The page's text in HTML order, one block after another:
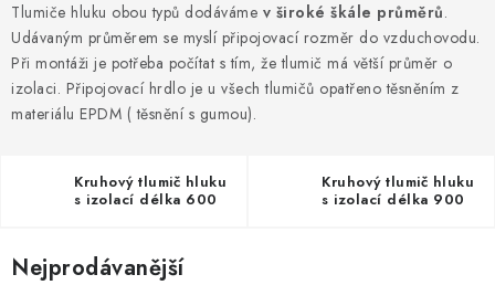
ZVLHČOVAČE VZDUCHU PRŮMYSLOVÉ
NAHŘÍVACÍ POLŠTÁŘEK S LÁVOVÝM PÍSKEM
Reference a zkušenosti
Rady a tipy
Tlumiče hluku obou typů dodáváme v široké škále průměrů.
Udávaným průměrem se myslí připojovací rozměr do vzduchovodu.
Při montáži je potřeba počítat s tím, že tlumič má větší průměr o
izolaci. Připojovací hrdlo je u všech tlumičů opatřeno těsněním z
materiálu EPDM ( těsnění s gumou).
Kruhový tlumič hluku
s izolací délka 600
Kruhový tlumič hluku
s izolací délka 900
Nejprodávanější